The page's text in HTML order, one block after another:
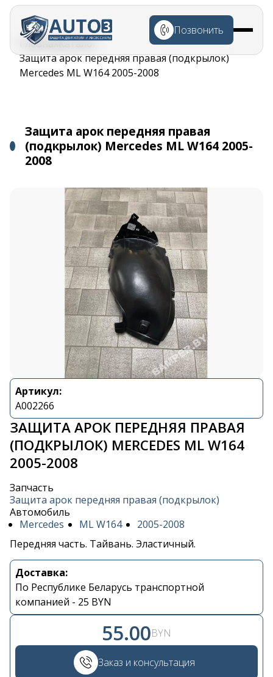
Перейти к
основному
содержанию
Позвонить
Строка
навигации
ГлавнаяКаталог
Защита арок передняя правая (подкрылок)
Mercedes ML W164 2005-2008
Защита арок передняя правая
(подкрылок) Mercedes ML W164 2005-
2008
Артикул:
A002266
ЗАЩИТА АРОК ПЕРЕДНЯЯ ПРАВАЯ
(ПОДКРЫЛОК) MERCEDES ML W164
2005-2008
Запчасть
Защита арок передняя правая (подкрылок)
Автомобиль
Mercedes
ML W164
2005-2008
Передняя часть. Тайвань. Эластичный.
Доставка:
По Республике Беларусь транспортной
компанией - 25 BYN
55.00BYN
Заказ и консультация
Контакты
+375 29 870 15 80
Viber